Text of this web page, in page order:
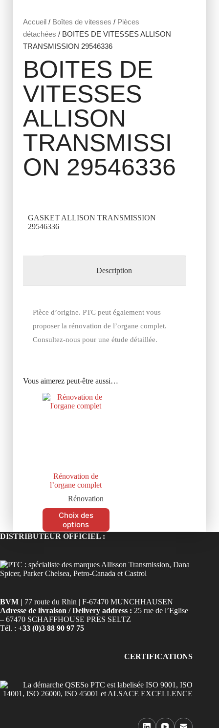
Accueil/ Boîtes de vitesses / Pièces
détachées / BOITES DE VITESSES ALLISON
TRANSMISSION 29546336
BOITES DE
VITESSES
ALLISON
TRANSMISSI
ON 29546336
GASKET ALLISON TRANSMISSION
29546336
Description
Pièce d’origine. PTC peut également vous
proposer la rénovation de l’organe complet.
Consultez-nous pour une étude détaillée.
Vous aimerez peut-être aussi…
Rénovation de
l’organe complet
Rénovation
Choix des
options
DISTRIBUTEUR OFFICIEL :
BVM | 77 route du Rhin | F-67470 MUNCHHAUSEN
Adresse de livraison / Delivery address : 25 rue de l’Eglise
– 67470 SCHAFFHOUSE PRES SELTZ
Tél. : +33 (0)3 88 90 97 75
CERTIFICATIONS